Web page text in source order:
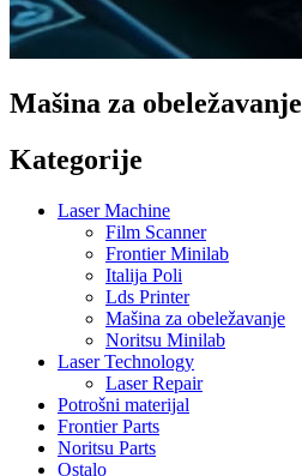
Mašina za obeležavanje
Kategorije
Laser Machine
Film Scanner
Frontier Minilab
Italija Poli
Lds Printer
Mašina za obeležavanje
Noritsu Minilab
Laser Technology
Laser Repair
Potrošni materijal
Frontier Parts
Noritsu Parts
Ostalo